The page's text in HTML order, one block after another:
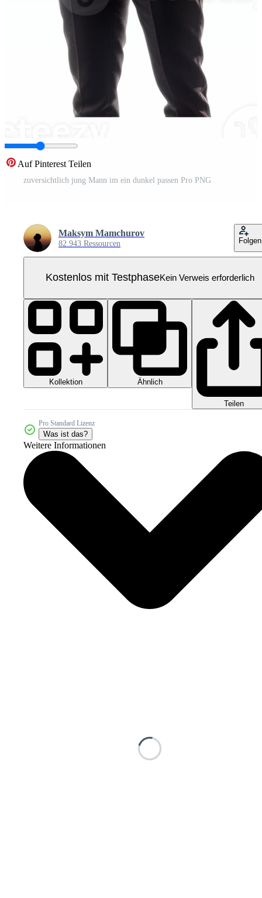
Auf Pinterest Teilen
zuversichtlich jung Mann im ein dunkel passen Pro PNG
Maksym Mamchurov
82.943 Ressourcen Folgen
Kostenlos mit TestphaseKein Verweis erforderlich
Kollektion Ähnlich
Teilen
Pro Standard Lizenz
Was ist das?
Weitere Informationen